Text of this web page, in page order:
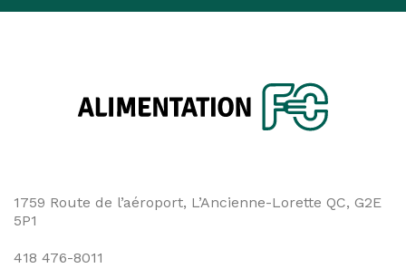
1759 Route de l’aéroport, L’Ancienne-Lorette QC, G2E
5P1
418 476-8011